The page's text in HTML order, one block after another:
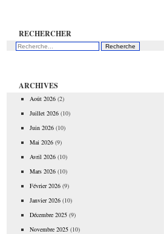
RECHERCHER
ARCHIVES
Août 2026 (2)
Juillet 2026 (10)
Juin 2026 (10)
Mai 2026 (9)
Avril 2026 (10)
Mars 2026 (10)
Février 2026 (9)
Janvier 2026 (10)
Décembre 2025 (9)
Novembre 2025 (10)